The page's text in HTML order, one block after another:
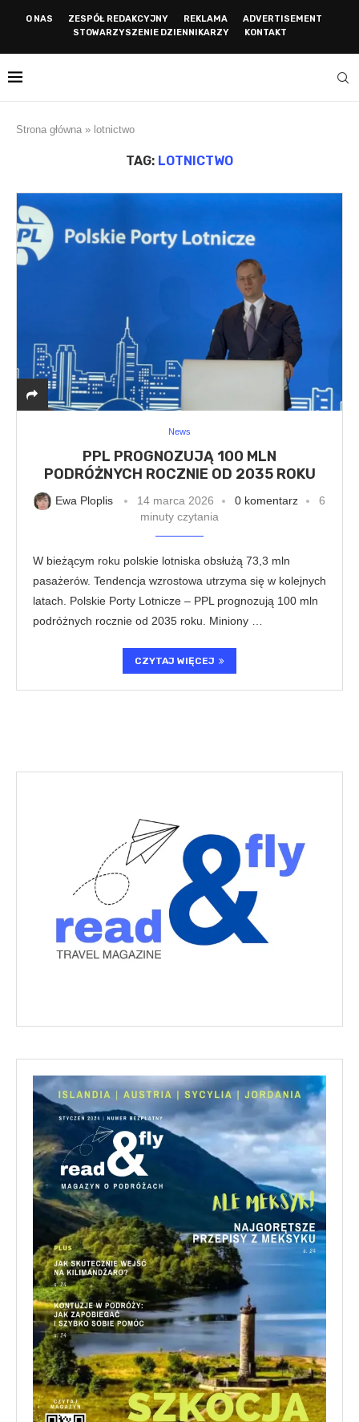
O NAS ZESPÓŁ REDAKCYJNY REKLAMA
ADVERTISEMENT
STOWARZYSZENIE DZIENNIKARZY
KONTAKT
Strona główna » lotnictwo
TAG: LOTNICTWO
News
PPL PROGNOZUJĄ 100 MLN
PODRÓŻNYCH ROCZNIE OD 2035 ROKU
Ewa Ploplis 14 marca 2026 0 komentarz
6
minuty czytania
W bieżącym roku polskie lotniska obsłużą 73,3 mln
pasażerów. Tendencja wzrostowa utrzyma się w kolejnych
latach. Polskie Porty Lotnicze – PPL prognozują 100 mln
podróżnych rocznie od 2035 roku. Miniony …
CZYTAJ WIĘCEJ